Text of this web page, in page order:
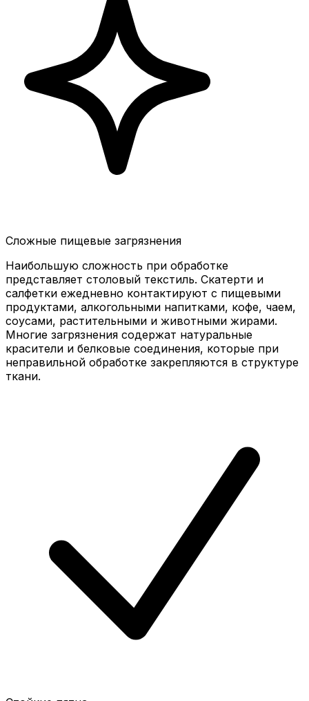
Сложные пищевые загрязнения
Наибольшую сложность при обработке
представляет столовый текстиль. Скатерти и
салфетки ежедневно контактируют с пищевыми
продуктами, алкогольными напитками, кофе, чаем,
соусами, растительными и животными жирами.
Многие загрязнения содержат натуральные
красители и белковые соединения, которые при
неправильной обработке закрепляются в структуре
ткани.